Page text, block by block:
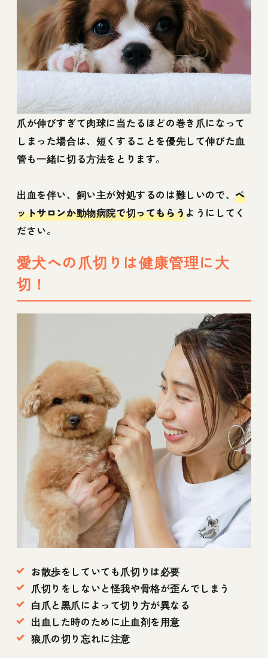
爪が伸びすぎて肉球に当たるほどの巻き爪になって
しまった場合は、短くすることを優先して伸びた血
管も一緒に切る方法をとります。
出血を伴い、飼い主が対処するのは難しいので、ペ
ットサロンか動物病院で切ってもらうようにしてく
ださい。
愛犬への爪切りは健康管理に大
切！
お散歩をしていても爪切りは必要
爪切りをしないと怪我や骨格が歪んでしまう
白爪と黒爪によって切り方が異なる
出血した時のために止血剤を用意
狼爪の切り忘れに注意